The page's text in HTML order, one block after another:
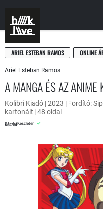
ARIEL ESTEBAN RAMOS ONLINE
Ariel Esteban Ramos
A MANGA ÉS AZ ANIME
Kolibri Kiadó | 2023 | Fordító:
kartonált | 48 oldal
KészletKészleten